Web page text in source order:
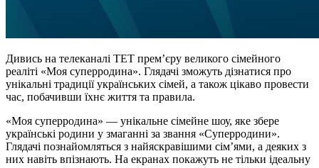
Дивись на телеканалі ТЕТ премʼєру великого сімейного
реаліті «Моя суперродина». Глядачі зможуть дізнатися про
унікальні традиції українських сімей, а також цікаво провести
час, побачивши їхнє життя та правила.
«Моя суперродина» — унікальне сімейне шоу, яке збере
українські родини у змаганні за звання «Суперродини».
Глядачі познайомляться з найяскравішими сімʼями, а деяких з
них навіть впізнають. На екранах покажуть не тільки ідеальну